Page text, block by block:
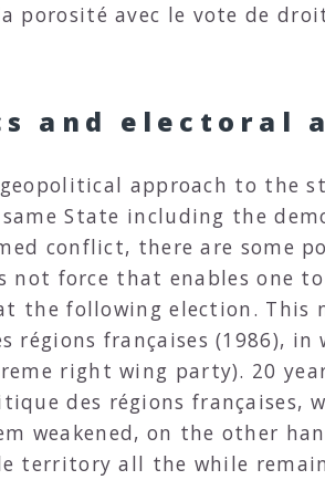
avec le vote de
and electoral
approach to the
State including the
conflict, there are some
force that enables one
the following election. This
françaises (1986), in
right wing party). 20
des régions françaises,
weakened, on the other
territory all the while